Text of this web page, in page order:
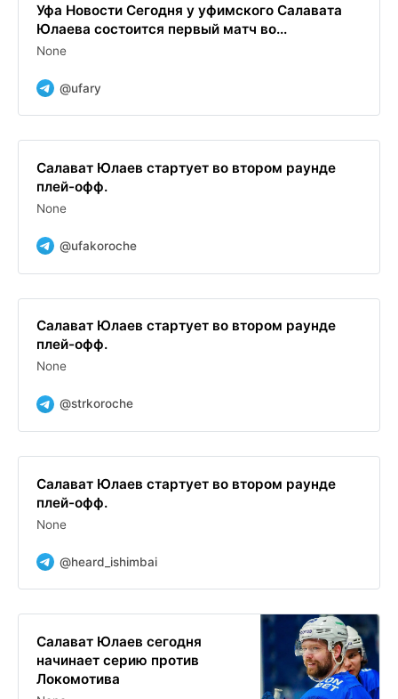
Уфа Новости Сегодня у уфимского Салавата
Юлаева состоится первый матч во...
None
@ufary
Салават Юлаев стартует во втором раунде
плей-офф.
None
@ufakoroche
Салават Юлаев стартует во втором раунде
плей-офф.
None
@strkoroche
Салават Юлаев стартует во втором раунде
плей-офф.
None
@heard_ishimbai
Салават Юлаев сегодня
начинает серию против
Локомотива